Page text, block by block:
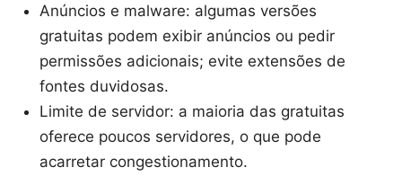
Anúncios e malware: algumas versões
gratuitas podem exibir anúncios ou pedir
permissões adicionais; evite extensões de
fontes duvidosas.
Limite de servidor: a maioria das gratuitas
oferece poucos servidores, o que pode
acarretar congestionamento.